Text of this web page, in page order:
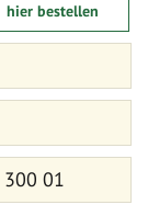
hier bestellen
01